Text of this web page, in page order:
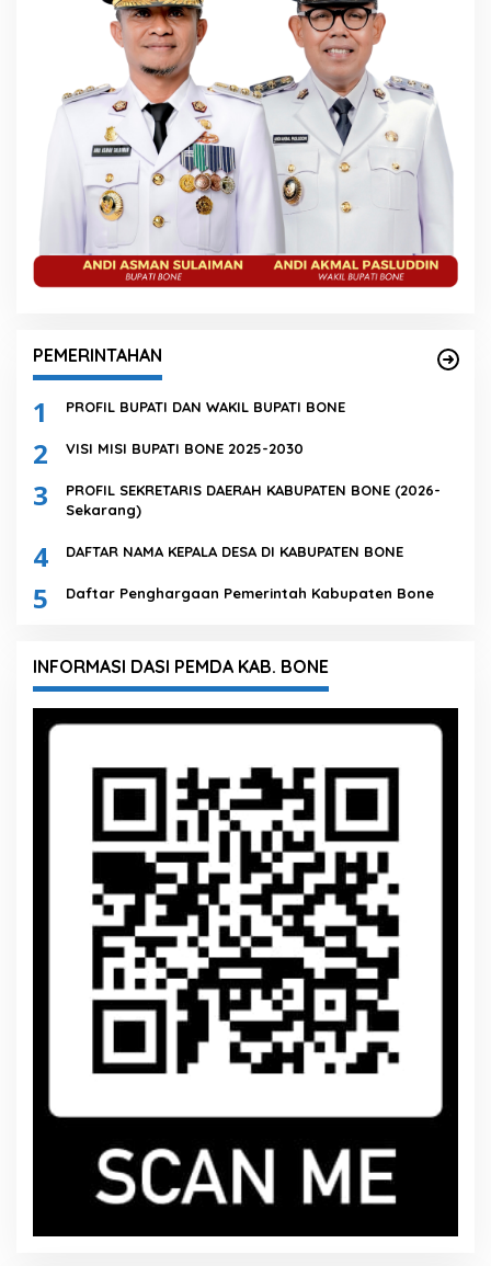
PEMERINTAHAN
1 PROFIL BUPATI DAN WAKIL BUPATI BONE
2 VISI MISI BUPATI BONE 2025-2030
3
PROFIL SEKRETARIS DAERAH KABUPATEN BONE (2026-
Sekarang)
4 DAFTAR NAMA KEPALA DESA DI KABUPATEN BONE
5 Daftar Penghargaan Pemerintah Kabupaten Bone
INFORMASI DASI PEMDA KAB. BONE